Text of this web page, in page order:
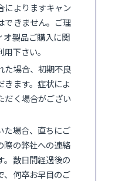
によりますキャン
できません。ご理
オ製品ご購入に関
下さい。
た場合、初期不良
きます。症状によ
だく場合がござい
た場合、直ちにご
際の弊社への連絡
。数日間経過後の
、何卒お早目のご